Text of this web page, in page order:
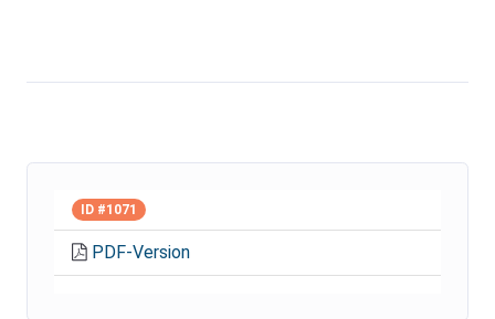
ID #1071
PDF-Version